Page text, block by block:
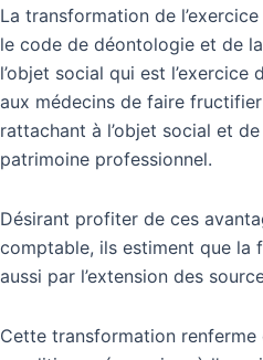
La transformation de
le code de déontologie et de
l’objet social qui est
aux médecins de faire
rattachant à l’objet social et
patrimoine professionnel.
Désirant profiter de ces
comptable, ils estiment que la
aussi par l’extension des
Cette transformation
limitée
:
le
cas
d’un
médecin